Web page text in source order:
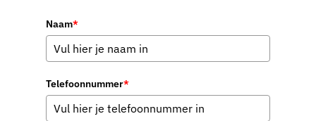
Naam*
Telefoonnummer*